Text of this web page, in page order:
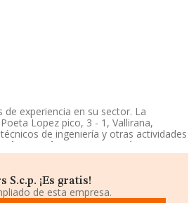
de experiencia en su sector. La
Lopez pico, 3 - 1, Vallirana,
de ingeniería y otras actividades
Accio 2 Enginyers S.c.p.
está inscrita
¡Es gratis!
de esta empresa.